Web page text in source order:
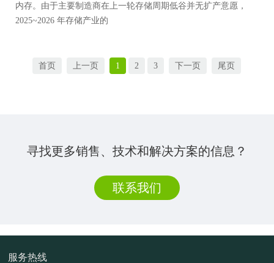
内存。由于主要制造商在上一轮存储周期低谷并无扩产意愿，
2025~2026 年存储产业的
首页 上一页 1 2 3 下一页 尾页
寻找更多销售、技术和解决方案的信息？
联系我们
服务热线